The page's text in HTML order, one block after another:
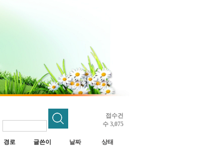
접수건
수 3,075
경로 글쓴이 날짜 상태